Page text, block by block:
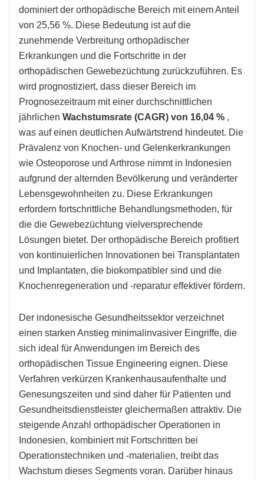
dominiert der orthopädische Bereich mit einem Anteil
von 25,56 %. Diese Bedeutung ist auf die
zunehmende Verbreitung orthopädischer
Erkrankungen und die Fortschritte in der
orthopädischen Gewebezüchtung zurückzuführen. Es
wird prognostiziert, dass dieser Bereich im
Prognosezeitraum mit einer durchschnittlichen
jährlichen Wachstumsrate (CAGR) von 16,04 % ,
was auf einen deutlichen Aufwärtstrend hindeutet. Die
Prävalenz von Knochen- und Gelenkerkrankungen
wie Osteoporose und Arthrose nimmt in Indonesien
aufgrund der alternden Bevölkerung und veränderter
Lebensgewohnheiten zu. Diese Erkrankungen
erfordern fortschrittliche Behandlungsmethoden, für
die die Gewebezüchtung vielversprechende
Lösungen bietet. Der orthopädische Bereich profitiert
von kontinuierlichen Innovationen bei Transplantaten
und Implantaten, die biokompatibler sind und die
Knochenregeneration und -reparatur effektiver fördern.
Der indonesische Gesundheitssektor verzeichnet
einen starken Anstieg minimalinvasiver Eingriffe, die
sich ideal für Anwendungen im Bereich des
orthopädischen Tissue Engineering eignen. Diese
Verfahren verkürzen Krankenhausaufenthalte und
Genesungszeiten und sind daher für Patienten und
Gesundheitsdienstleister gleichermaßen attraktiv. Die
steigende Anzahl orthopädischer Operationen in
Indonesien, kombiniert mit Fortschritten bei
Operationstechniken und -materialien, treibt das
Wachstum dieses Segments voran. Darüber hinaus